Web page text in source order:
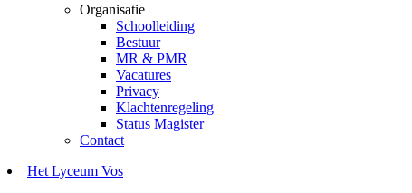
Organisatie
Schoolleiding
Bestuur
MR & PMR
Vacatures
Privacy
Klachtenregeling
Status Magister
Contact
Het Lyceum Vos